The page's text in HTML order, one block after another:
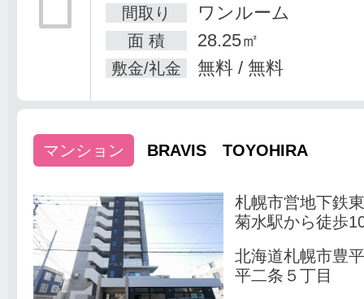
間取り
ワンルーム
面 積 28.25㎡
敷金/礼金 無料 / 無料
マンション BRAVIS TOYOHIRA
札幌市営地下鉄
菊水駅から徒歩
北海道札幌市豊
平二条５丁目